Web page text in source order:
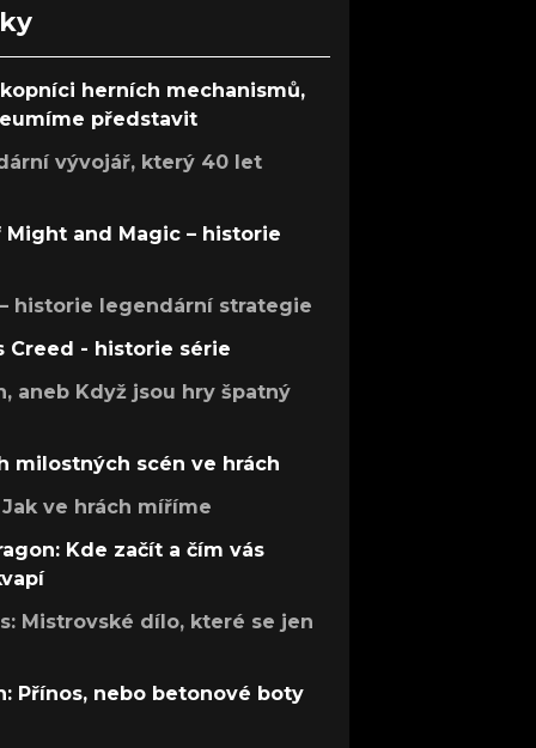
herních mechanismů,
představit
vývojář, který 40 let
Might and Magic – historie
historie legendární strategie
Creed - historie série
aneb Když jsou hry špatný
milostných scén ve hrách
ve hrách míříme
Kde začít a čím vás
Mistrovské dílo, které se jen
Přínos, nebo betonové boty